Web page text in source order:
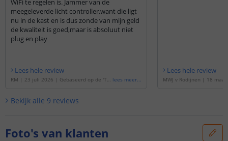
meegeleverde licht controller,want die ligt
nu in de kast en is dus zonde van mijn geld
de kwaliteit is goed,maar is absoluut niet
plug en play
Lees hele review
RM | 23 juli 2026 | Gebaseerd op de Ti
lees meer...
Lees hele review
MWJ v Rodijnen | 18
Bekijk alle 9 reviews
Foto's van klanten